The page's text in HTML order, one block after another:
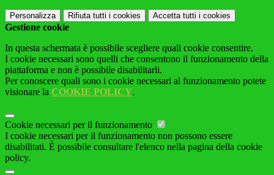
Personalizza Rifiuta tutti i cookies Accetta tutti i cookies
Gestione cookie
In questa schermata è possibile scegliere quali cookie consentire.
I cookie necessari sono quelli che consentono il funzionamento della
piattaforma e non è possibile disabilitarli.
Per conoscere quali sono i cookie necessari al funzionamento potete
visionare la COOKIE POLICY.
Cookie necessari per il funzionamento
I cookie necessari per il funzionamento non possono essere
disabilitati. È possibile consultare l'elenco nella pagina della cookie
policy.